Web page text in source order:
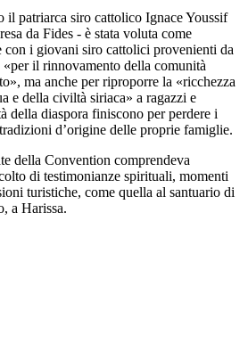
il patriarca siro cattolico Ignace Youssif
da Fides - è stata voluta come
con i giovani siro cattolici provenienti da
il rinnovamento della comunità
ma anche per riproporre la «ricchezza
e della civiltà siriaca» a ragazzi e
della diaspora finiscono per perdere i
d’origine delle proprie famiglie.
della Convention comprendeva
di testimonianze spirituali, momenti
turistiche, come quella al santuario di
a Harissa.